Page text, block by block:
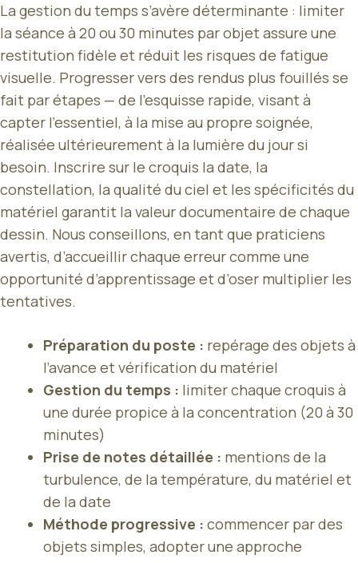
La gestion du temps s’avère déterminante : limiter
la séance à 20 ou 30 minutes par objet assure une
restitution fidèle et réduit les risques de fatigue
visuelle. Progresser vers des rendus plus fouillés se
fait par étapes — de l’esquisse rapide, visant à
capter l’essentiel, à la mise au propre soignée,
réalisée ultérieurement à la lumière du jour si
besoin. Inscrire sur le croquis la date, la
constellation, la qualité du ciel et les spécificités du
matériel garantit la valeur documentaire de chaque
dessin. Nous conseillons, en tant que praticiens
avertis, d’accueillir chaque erreur comme une
opportunité d’apprentissage et d’oser multiplier les
tentatives.
Préparation du poste : repérage des objets à
l’avance et vérification du matériel
Gestion du temps : limiter chaque croquis à
une durée propice à la concentration (20 à 30
minutes)
Prise de notes détaillée : mentions de la
turbulence, de la température, du matériel et
de la date
Méthode progressive : commencer par des
objets simples, adopter une approche